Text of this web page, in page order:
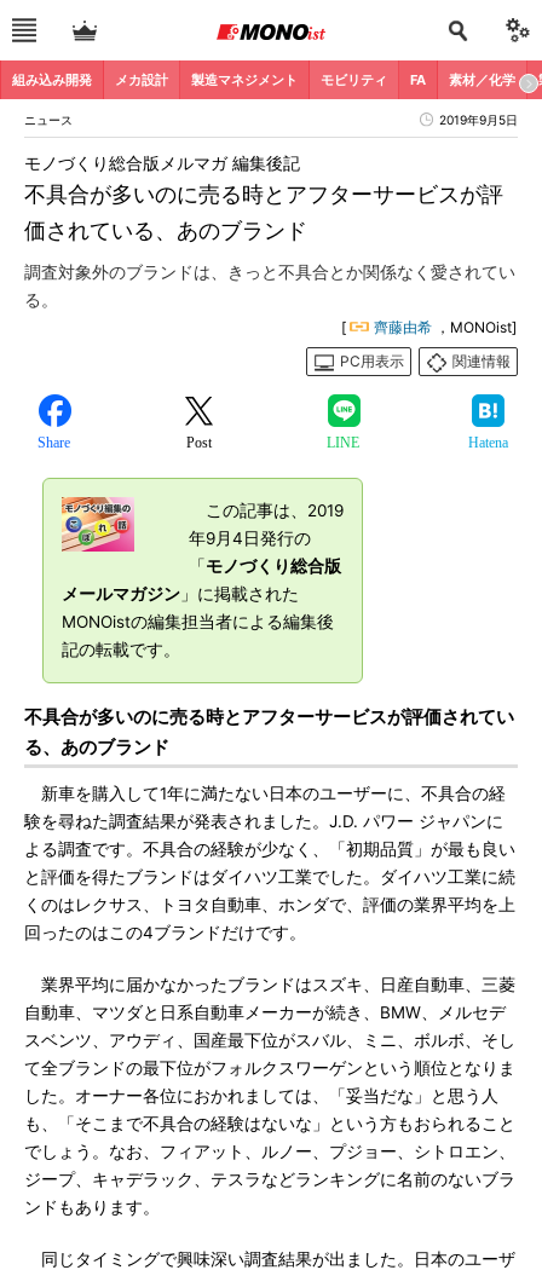
組み込み開発 メカ設計 製造マネジメント モビリティ FA 素材／化学
ニュース 2019年9月5日
不具合が多いのに売る時とアフターサービスが評
価されている、あのブランド
モノづくり総合版メルマガ 編集後記
調査対象外のブランドは、きっと不具合とか関係なく愛されてい
る。
[ 齊藤由希 ，MONOist]
PC用表示
関連情報
Share Post LINE Hatena
この記事は、2019
年9月4日発行の
「モノづくり総合版
メールマガジン 」に掲載された
MONOistの編集担当者による編集後
記の転載です。
不具合が多いのに売る時とアフターサービスが評価されてい
る、あのブランド
新車を購入して1年に満たない日本のユーザーに、不具合の経
験を尋ねた調査結果が発表されました。J.D. パワー ジャパンに
よる調査です。不具合の経験が少なく、「初期品質」が最も良い
と評価を得たブランドはダイハツ工業でした。ダイハツ工業に続
くのはレクサス、トヨタ自動車、ホンダで、評価の業界平均を上
回ったのはこの4ブランドだけです。
業界平均に届かなかったブランドはスズキ、日産自動車、三菱
自動車、マツダと日系自動車メーカーが続き、BMW、メルセデ
スベンツ、アウディ、国産最下位がスバル、ミニ、ボルボ、そし
て全ブランドの最下位がフォルクスワーゲンという順位となりま
した。オーナー各位におかれましては、「妥当だな」と思う人
も、「そこまで不具合の経験はないな」という方もおられること
でしょう。なお、フィアット、ルノー、プジョー、シトロエン、
ジープ、キャデラック、テスラなどランキングに名前のないブラ
ンドもあります。
同じタイミングで興味深い調査結果が出ました。日本のユーザ